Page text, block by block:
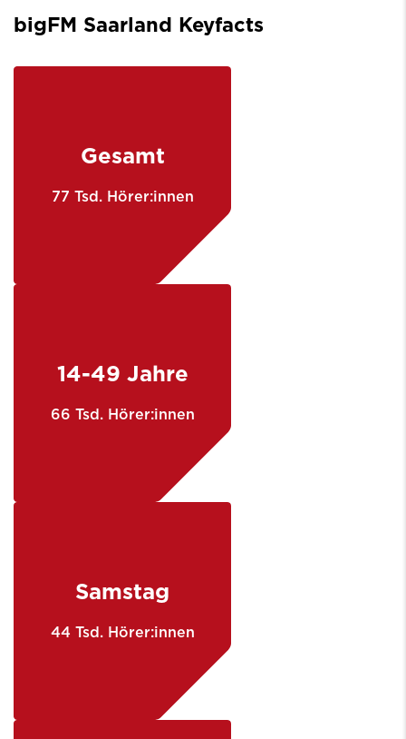
bigFM Saarland Keyfacts
Gesamt
77 Tsd. Hörer:innen
14-49 Jahre
66 Tsd. Hörer:innen
Samstag
44 Tsd. Hörer:innen